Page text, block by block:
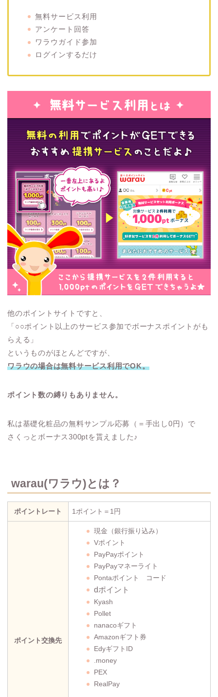
無料サービス利用
アンケート回答
ワラウガイド参加
ログインするだけ
他のポイントサイトですと、
「○○ポイント以上のサービス参加でボーナスポイントがも
らえる」
というものがほとんどですが、
ワラウの場合は無料サービス利用でOK。
ポイント数の縛りもありません。
私は基礎化粧品の無料サンプル応募（＝手出し0円）で
さくっとボーナス300ptを貰えました♪
warau(ワラウ)とは？
ポイントレート 1ポイント＝1円
ポイント交換先
現金（銀行振り込み）
Vポイント
PayPayポイント
PayPayマネーライト
Pontaポイント コード
dポイント
Kyash
Pollet
nanacoギフト
Amazonギフト券
EdyギフトID
.money
PEX
RealPay